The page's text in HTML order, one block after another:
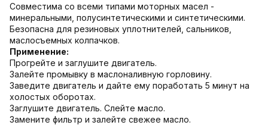
Совместима со всеми типами моторных масел -
минеральными, полусинтетическими и синтетическими.
Безопасна для резиновых уплотнителей, сальников,
маслосъемных колпачков.
Применение:
Прогрейте и заглушите двигатель.
Залейте промывку в маслоналивную горловину.
Заведите двигатель и дайте ему поработать 5 минут на
холостых оборотах.
Заглушите двигатель. Слейте масло.
Замените фильтр и залейте свежее масло.